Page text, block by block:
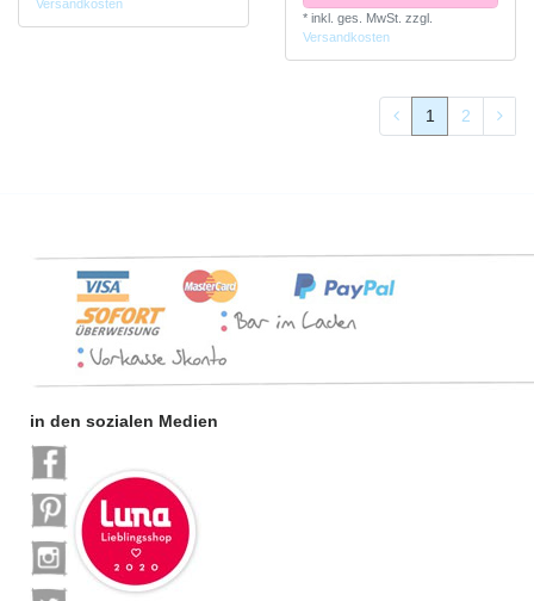
Versandkosten
* inkl. ges. MwSt. zzgl.
Versandkosten
1 2
in den sozialen Medien